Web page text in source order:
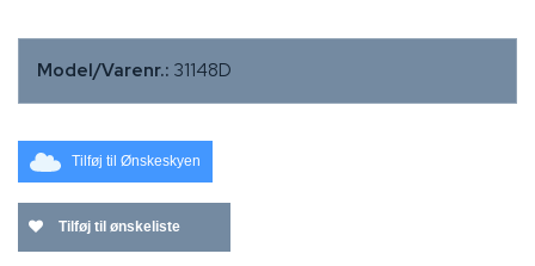
Model/Varenr.: 31148D
Tilføj til Ønskeskyen
Tilføj til ønskeliste